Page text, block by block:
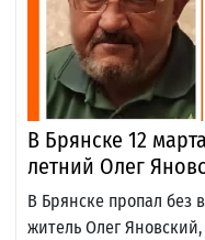
В Брянске 12
летний Олег
В Брянске пропал без
житель Олег